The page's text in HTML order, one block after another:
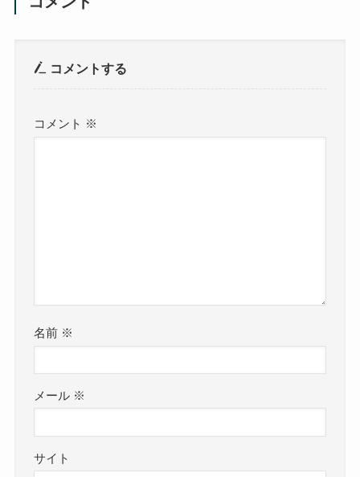
コメントする
コメント ※
名前 ※
メール ※
サイト